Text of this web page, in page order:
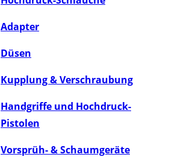
Adapter
Düsen
Kupplung & Verschraubung
Handgriffe und Hochdruck-
Pistolen
Vorsprüh- & Schaumgeräte